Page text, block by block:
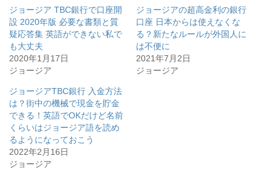
T
w
i
t
t
e
r
で
共
有
新
し
い
ウ
ィ
ン
ド
ウ
で
開
き
o
k
で
共
有
る
に
ッ
ク
し
て
く
だ
さ
い
(
新
ジョージア TBC銀行で口座開
設 2020年版 必要な書類と質
疑応答集 英語ができない私で
も大丈夫
2020年1月17日
ジョージア
ジョージアの超高金利の銀行
口座 日本からは使えなくな
る？新たなルールが外国人に
は不便に
2021年7月2日
ジョージア
ジョージアTBC銀行 入金方法
は？街中の機械で現金を貯金
できる！英語でOKだけど名前
くらいはジョージア語を読め
るようになっておこう
2022年2月16日
ジョージア